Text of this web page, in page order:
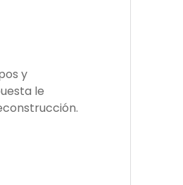
y
le